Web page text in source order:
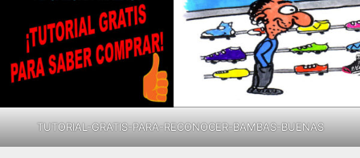
TUTORIAL-GRATIS-PARA-RECONOCER-BAMBAS-BUENAS